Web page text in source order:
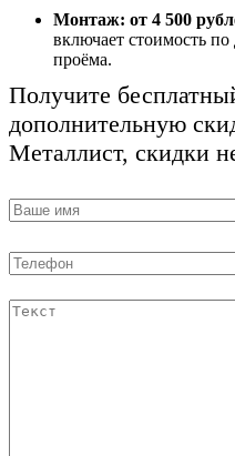
Монтаж: от 4 500
включает стоимость
проёма.
Получите
дополнительную
Металлист, скидки